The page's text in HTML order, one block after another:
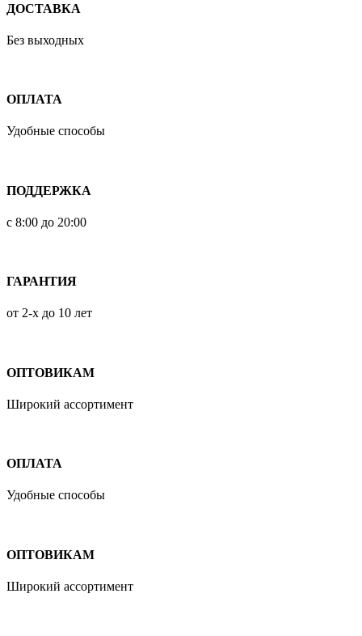
ДОСТАВКА
Без выходных
ОПЛАТА
Удобные способы
ПОДДЕРЖКА
с 8:00 до 20:00
ГАРАНТИЯ
от 2-х до 10 лет
ОПТОВИКАМ
Широкий ассортимент
ОПЛАТА
Удобные способы
ОПТОВИКАМ
Широкий ассортимент